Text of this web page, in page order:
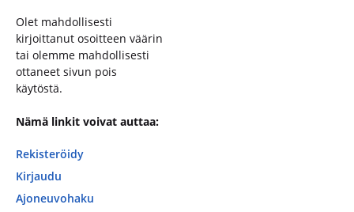
Olet mahdollisesti
kirjoittanut osoitteen väärin
tai olemme mahdollisesti
ottaneet sivun pois
käytöstä.
Nämä linkit voivat auttaa:
Rekisteröidy
Kirjaudu
Ajoneuvohaku